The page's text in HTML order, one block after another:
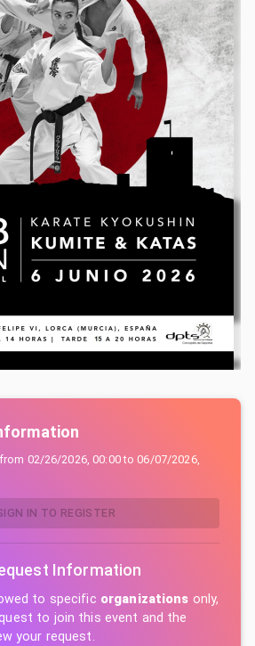
02/26/2026, 00:00to 06/07/2026,
IN TO REGISTER
Information
to specific organizations only,
to join this event and the
your request.